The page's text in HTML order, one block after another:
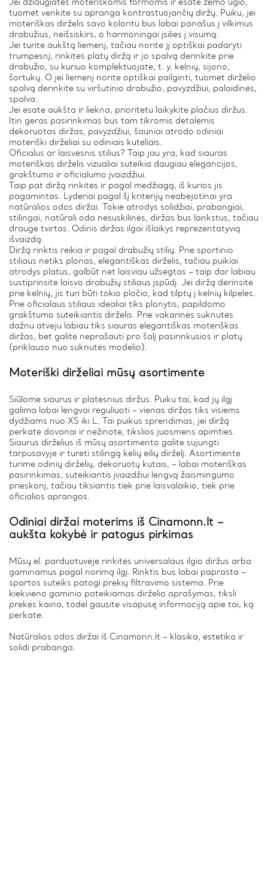
Jei džiaugiatės moteriškomis formomis ir esate žemo ūgio,
tuomet venkite su apranga kontrastuojančių diržų. Puiku, jei
moteriškas dirželis savo koloritu bus labai panašus į vilkimus
drabužius, neišsiskirs, o harmoningai įsilies į visumą.
Jei turite aukštą liemenį, tačiau norite jį optiškai padaryti
trumpesnį, rinkitės platų diržą ir jo spalvą derinkite prie
drabužio, su kuriuo komplektuojate, t. y. kelnių, sijono,
šortukų. O jei liemenį norite optiškai pailginti, tuomet dirželio
spalvą derinkite su viršutinio drabužio, pavyzdžiui, palaidinės,
spalva.
Jei esate aukšta ir liekna, prioritetu laikykite plačius diržus.
Itin geras pasirinkimas bus tam tikromis detalėmis
dekoruotas diržas, pavyzdžiui, šauniai atrodo odiniai
moteriški dirželiai su odiniais kuteliais.
Oficialus ar laisvesnis stilius? Taip jau yra, kad siauras
moteriškas dirželis vizualiai suteikia daugiau elegancijos,
grakštumo ir oficialumo įvaizdžiui.
Taip pat diržą rinkitės ir pagal medžiagą, iš kurios jis
pagamintas. Lyderiai pagal šį kriterijų neabejotinai yra
natūralios odos diržai. Tokie atrodys solidžiai, prabangiai,
stilingai, natūrali oda nesuskilinės, diržas bus lankstus, tačiau
drauge tvirtas. Odinis diržas ilgai išlaikys reprezentatyvią
išvaizdą.
Diržą rinktis reikia ir pagal drabužių stilių. Prie sportinio
stiliaus netiks plonas, elegantiškas dirželis, tačiau puikiai
atrodys platus, galbūt net laisviau užsegtas – taip dar labiau
sustiprinsite laisvo drabužių stiliaus įspūdį. Jei diržą derinsite
prie kelnių, jis turi būti tokio pločio, kad tilptų į kelnių kilpeles.
Prie oficialaus stiliaus idealiai tiks plonytis, papildomo
grakštumo suteikiantis dirželis. Prie vakarinės suknutės
dažnu atveju labiau tiks siauras elegantiškas moteriškas
diržas, bet galite neprašauti pro šalį pasirinkusios ir platų
(priklauso nuo suknutės modelio).
Moteriški dirželiai mūsų asortimente
Siūlome siaurus ir platesnius diržus. Puiku tai, kad jų ilgį
galima labai lengvai reguliuoti – vienas diržas tiks visiems
dydžiams nuo XS iki L. Tai puikus sprendimas, jei diržą
perkate dovanai ir nežinote, tikslios juosmens apimties.
Siaurus dirželius iš mūsų asortimento galite sujungti
tarpusavyje ir turėti stilingą kelių eilių dirželį. Asortimente
turime odinių dirželių, dekoruotų kutais, – labai moteriškas
pasirinkimas, suteikiantis įvaizdžiui lengvą žaismingumo
prieskonį, tačiau tiksiantis tiek prie laisvalaikio, tiek prie
oficialios aprangos.
Odiniai diržai moterims iš Cinamonn.lt –
aukšta kokybė ir patogus pirkimas
Mūsų el. parduotuvėje rinkitės universalaus ilgio diržus arba
gaminamus pagal norimą ilgį. Rinktis bus labai paprasta –
spartos suteiks patogi prekių filtravimo sistema. Prie
kiekvieno gaminio pateikiamas dirželio aprašymas, tiksli
prekės kaina, todėl gausite visapusę informaciją apie tai, ką
perkate.
Natūralios odos diržai iš Cinamonn.lt – klasika, estetika ir
solidi prabanga.